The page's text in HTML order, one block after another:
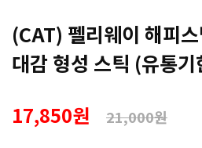
(CAT) 펠리웨이 해피
대감 형성 스틱 (유통
17,850원 21,000원